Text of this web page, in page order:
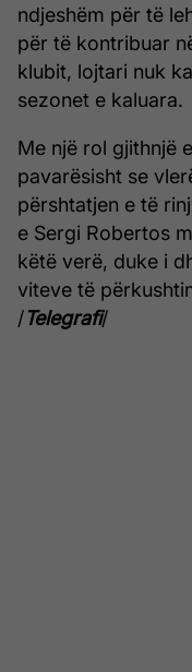
ndjeshëm për të
për të kontribuar
klubit, lojtari nuk
sezonet e kaluara.
Me një rol gjithnjë
pavarësisht se
përshtatjen e të
e Sergi Robertos
këtë verë, duke i
viteve të
/Telegrafi/